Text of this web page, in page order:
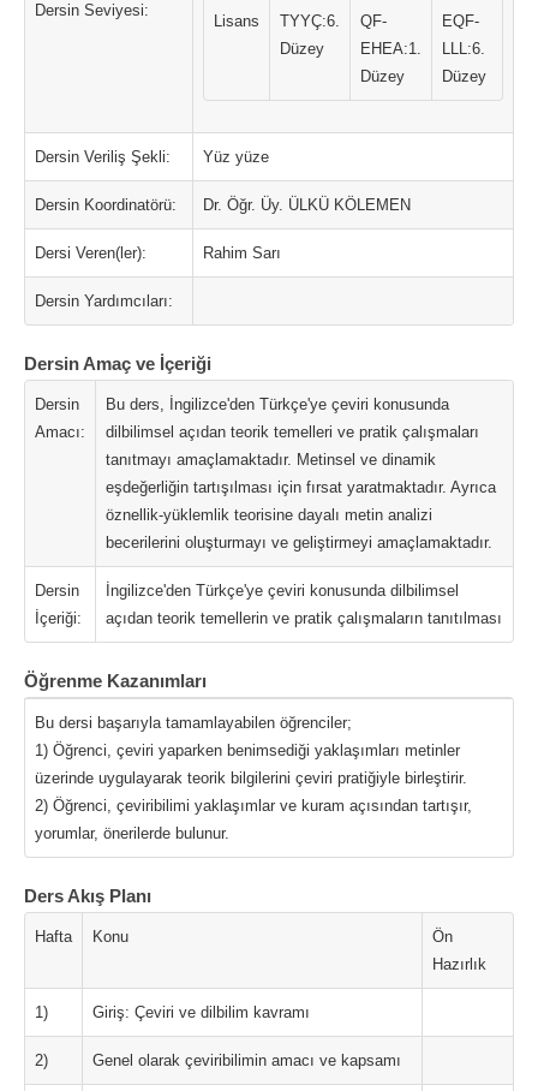
Dersin Seviyesi:
Lisans
TYYÇ:6.
Düzey
QF-
EHEA:1.
Düzey
EQF-
LLL:6.
Düzey
Dersin Veriliş Şekli: Yüz yüze
Dersin Koordinatörü: Dr. Öğr. Üy. ÜLKÜ KÖLEMEN
Dersi Veren(ler): Rahim Sarı
Dersin Yardımcıları:
Dersin Amaç ve İçeriği
Dersin
Amacı:
Bu ders, İngilizce'den Türkçe'ye çeviri konusunda
dilbilimsel açıdan teorik temelleri ve pratik çalışmaları
tanıtmayı amaçlamaktadır. Metinsel ve dinamik
eşdeğerliğin tartışılması için fırsat yaratmaktadır. Ayrıca
öznellik-yüklemlik teorisine dayalı metin analizi
becerilerini oluşturmayı ve geliştirmeyi amaçlamaktadır.
Dersin
İçeriği:
İngilizce'den Türkçe'ye çeviri konusunda dilbilimsel
açıdan teorik temellerin ve pratik çalışmaların tanıtılması
Öğrenme Kazanımları
Bu dersi başarıyla tamamlayabilen öğrenciler;
1) Öğrenci, çeviri yaparken benimsediği yaklaşımları metinler
üzerinde uygulayarak teorik bilgilerini çeviri pratiğiyle birleştirir.
2) Öğrenci, çeviribilimi yaklaşımlar ve kuram açısından tartışır,
yorumlar, önerilerde bulunur.
Ders Akış Planı
Hafta Konu
Ön
Hazırlık
1) Giriş: Çeviri ve dilbilim kavramı
2) Genel olarak çeviribilimin amacı ve kapsamı